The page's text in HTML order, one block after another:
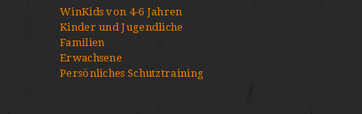
WinKids von 4-6 Jahren
Kinder und Jugendliche
Familien
Erwachsene
Persönliches Schutztraining